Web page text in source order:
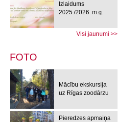
Izlaidums
2025./2026. m.g.
Visi jaunumi >>
FOTO
Mācību ekskursija
uz Rīgas zoodārzu
Pieredzes apmaiņa